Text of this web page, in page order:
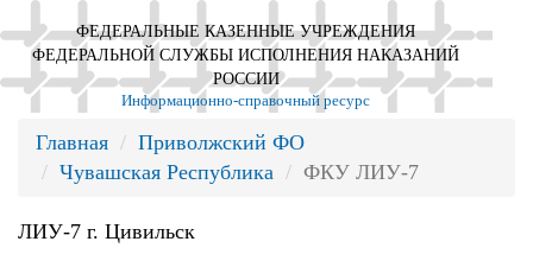
ФЕДЕРАЛЬНЫЕ КАЗЕННЫЕ УЧРЕЖДЕНИЯ
ФЕДЕРАЛЬНОЙ СЛУЖБЫ ИСПОЛНЕНИЯ НАКАЗАНИЙ
РОССИИ
Информационно-справочный ресурс
Главная
Приволжский ФО
Чувашская Республика
ФКУ ЛИУ-7
ЛИУ-7 г. Цивильск